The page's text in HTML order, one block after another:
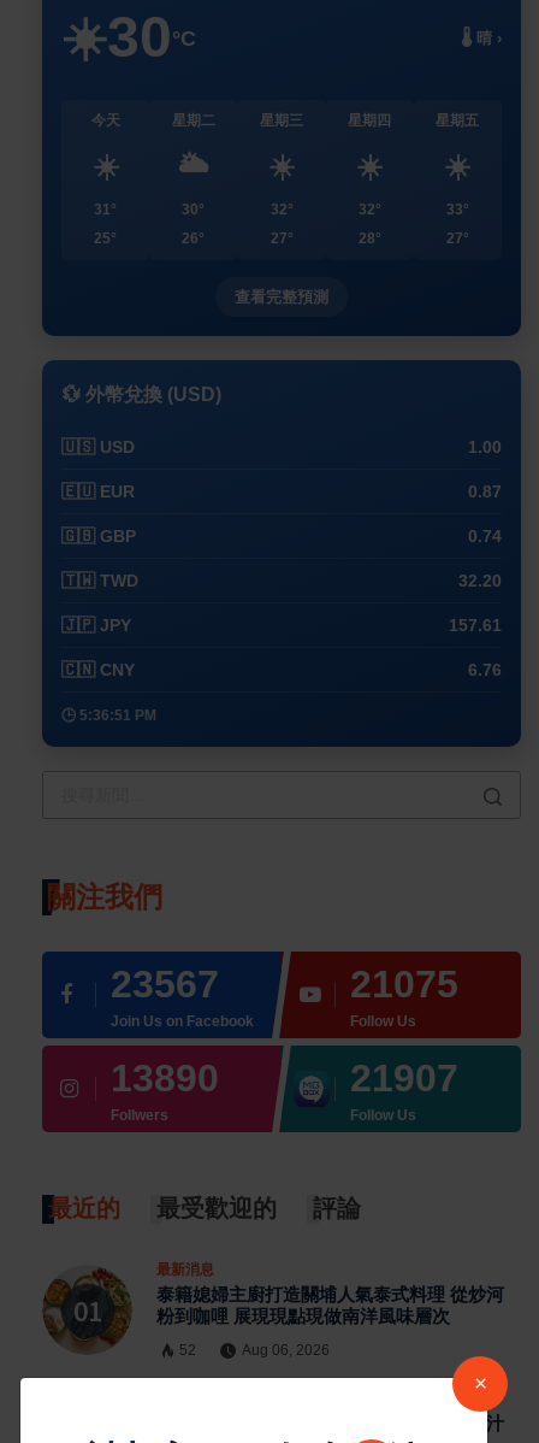
☀️30°C 🌡️ 晴 ›
今天
☀️
31°
25°
星期二
🌥️
30°
26°
星期三
☀️
32°
27°
星期四
☀️
32°
28°
星期五
☀️
33°
27°
查看完整預測
💱 外幣兌換 (USD)
🇺🇸 USD 1.00
🇪🇺 EUR 0.87
🇬🇧 GBP 0.74
🇹🇼 TWD 32.20
🇯🇵 JPY 157.61
🇨🇳 CNY 6.76
🕒 5:36:51 PM
關注我們
23567
Join Us on Facebook
21075
Follow Us
13890
Follwers
21907
Follow Us
最近的 最受歡迎的 評論
最新消息
泰籍媳婦主廚打造關埔人氣泰式料理 從炒河
粉到咖哩 展現現點現做南洋風味層次
52 Aug 06, 2026
雲林宵夜美食 北港人氣炸雞外酥內嫩又爆汁
×